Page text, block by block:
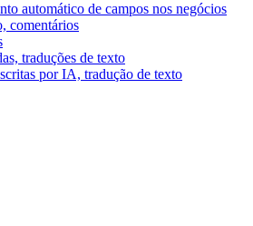
automático de campos nos negócios
comentários
traduções de texto
por IA, tradução de texto